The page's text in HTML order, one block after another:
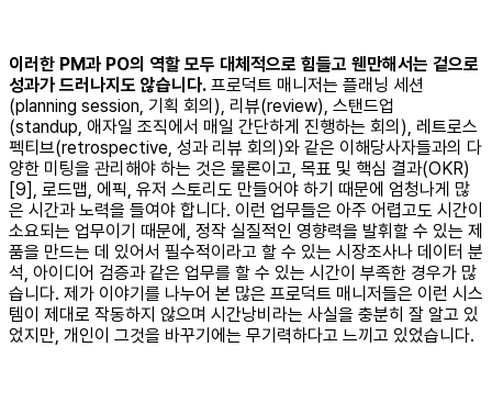
이러한 PM과 PO의 역할 모두 대체적으로 힘들고 웬만해서는 겉으로
성과가 드러나지도 않습니다. 프로덕트 매니저는 플래닝 세션
(planning session, 기획 회의), 리뷰(review), 스탠드업
(standup, 애자일 조직에서 매일 간단하게 진행하는 회의), 레트로스
펙티브(retrospective, 성과 리뷰 회의)와 같은 이해당사자들과의 다
양한 미팅을 관리해야 하는 것은 물론이고, 목표 및 핵심 결과(OKR)
[9], 로드맵, 에픽, 유저 스토리도 만들어야 하기 때문에 엄청나게 많
은 시간과 노력을 들여야 합니다. 이런 업무들은 아주 어렵고도 시간이
소요되는 업무이기 때문에, 정작 실질적인 영향력을 발휘할 수 있는 제
품을 만드는 데 있어서 필수적이라고 할 수 있는 시장조사나 데이터 분
석, 아이디어 검증과 같은 업무를 할 수 있는 시간이 부족한 경우가 많
습니다. 제가 이야기를 나누어 본 많은 프로덕트 매니저들은 이런 시스
템이 제대로 작동하지 않으며 시간낭비라는 사실을 충분히 잘 알고 있
었지만, 개인이 그것을 바꾸기에는 무기력하다고 느끼고 있었습니다.